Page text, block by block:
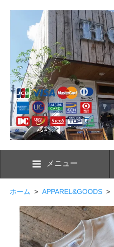
メニュー
ホーム > APPAREL&GOODS >